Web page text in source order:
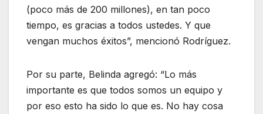
(poco más de 200 millones), en tan poco
tiempo, es gracias a todos ustedes. Y que
vengan muchos éxitos”, mencionó Rodríguez.
Por su parte, Belinda agregó: “Lo más
importante es que todos somos un equipo y
por eso esto ha sido lo que es. No hay cosa